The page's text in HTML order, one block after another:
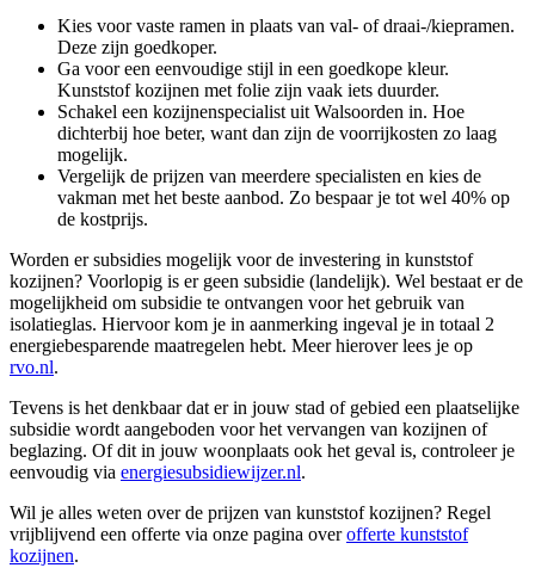
Kies voor vaste ramen in plaats van val- of draai-/kiepramen.
Deze zijn goedkoper.
Ga voor een eenvoudige stijl in een goedkope kleur.
Kunststof kozijnen met folie zijn vaak iets duurder.
Schakel een kozijnenspecialist uit Walsoorden in. Hoe
dichterbij hoe beter, want dan zijn de voorrijkosten zo laag
mogelijk.
Vergelijk de prijzen van meerdere specialisten en kies de
vakman met het beste aanbod. Zo bespaar je tot wel 40% op
de kostprijs.
Worden er subsidies mogelijk voor de investering in kunststof
kozijnen? Voorlopig is er geen subsidie (landelijk). Wel bestaat er de
mogelijkheid om subsidie te ontvangen voor het gebruik van
isolatieglas. Hiervoor kom je in aanmerking ingeval je in totaal 2
energiebesparende maatregelen hebt. Meer hierover lees je op
rvo.nl.
Tevens is het denkbaar dat er in jouw stad of gebied een plaatselijke
subsidie wordt aangeboden voor het vervangen van kozijnen of
beglazing. Of dit in jouw woonplaats ook het geval is, controleer je
eenvoudig via energiesubsidiewijzer.nl.
Wil je alles weten over de prijzen van kunststof kozijnen? Regel
vrijblijvend een offerte via onze pagina overofferte kunststof
kozijnen.